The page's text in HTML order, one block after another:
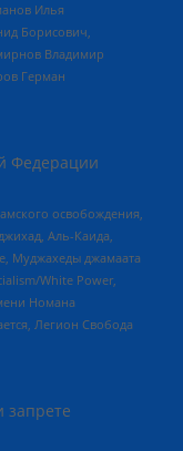
Илья
Борисович,
Владимир
Герман
Федерации
освобождения,
Аль-Каида,
Муджахеды джамаата
White Power,
Номана
Легион Свобода
запрете